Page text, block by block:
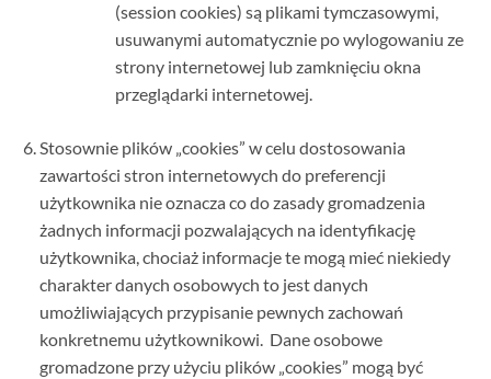
(session cookies) są plikami tymczasowymi,
usuwanymi automatycznie po wylogowaniu ze
strony internetowej lub zamknięciu okna
przeglądarki internetowej.
Stosownie plików „cookies” w celu dostosowania
zawartości stron internetowych do preferencji
użytkownika nie oznacza co do zasady gromadzenia
żadnych informacji pozwalających na identyfikację
użytkownika, chociaż informacje te mogą mieć niekiedy
charakter danych osobowych to jest danych
umożliwiających przypisanie pewnych zachowań
konkretnemu użytkownikowi. Dane osobowe
gromadzone przy użyciu plików „cookies” mogą być